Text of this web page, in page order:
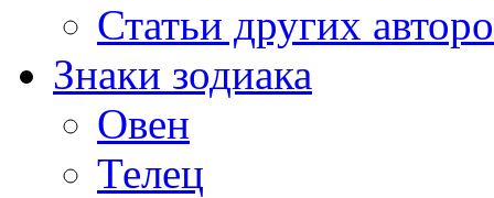
Статьи других
Знаки зодиака
Овен
Телец